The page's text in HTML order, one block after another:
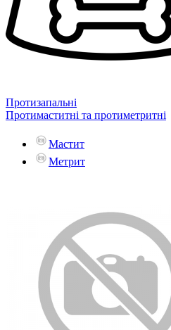
Протизапальні
Протимаститні та протиметритні
Мастит
Метрит